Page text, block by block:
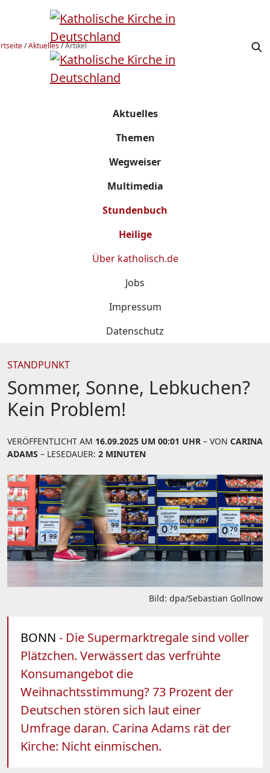
/Aktuelles/Artikel
Aktuelles
Themen
Wegweiser
Multimedia
Stundenbuch
Heilige
Über katholisch.de
Jobs
Impressum
Datenschutz
STANDPUNKT
Sommer, Sonne, Lebkuchen?
Kein Problem!
VERÖFFENTLICHT AM 16.09.2025 UM 00:01 UHR – VON CARINA
ADAMS – LESEDAUER: 2 MINUTEN
Bild: dpa/Sebastian Gollnow
BONN - Die Supermarktregale sind voller
Plätzchen. Verwässert das verfrühte
Konsumangebot die
Weihnachtsstimmung? 73 Prozent der
Deutschen stören sich laut einer
Umfrage daran. Carina Adams rät der
Kirche: Nicht einmischen.